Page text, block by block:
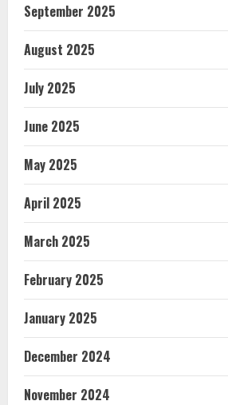
September 2025
August 2025
July 2025
June 2025
May 2025
April 2025
March 2025
February 2025
January 2025
December 2024
November 2024